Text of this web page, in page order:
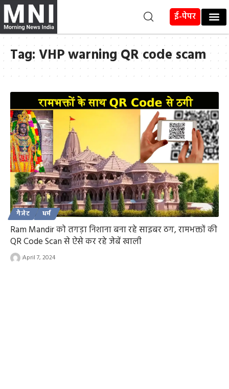
ई-पेपर
Tag:VHP warning QR code scam
गैजेट धर्म
Ram Mandir को तगड़ा निशाना बना रहे साइबर ठग, रामभक्तों की
QR Code Scan से ऐसे कर रहे जेबें खाली
April 7, 2024